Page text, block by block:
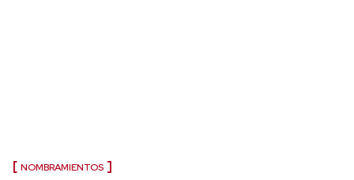
NOMBRAMIENTOS